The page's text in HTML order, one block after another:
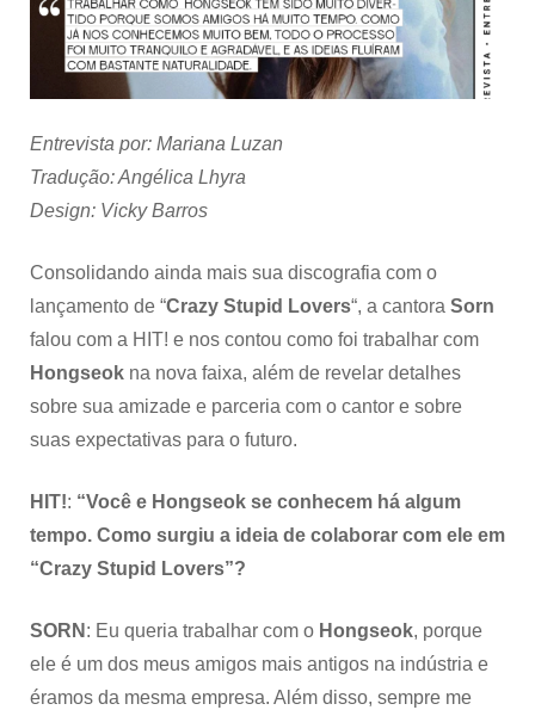
longa
data
com
Hongseok
Entrevista por: Mariana Luzan
Tradução: Angélica Lhyra
Design: Vicky Barros
Consolidando ainda mais sua discografia com o
lançamento de “Crazy Stupid Lovers“, a cantora Sorn
falou com a HIT! e nos contou como foi trabalhar com
Hongseok na nova faixa, além de revelar detalhes
sobre sua amizade e parceria com o cantor e sobre
suas expectativas para o futuro.
HIT!: “Você e Hongseok se conhecem há algum
tempo. Como surgiu a ideia de colaborar com ele em
“Crazy Stupid Lovers”?
SORN : Eu queria trabalhar com o Hongseok, porque
ele é um dos meus amigos mais antigos na indústria e
éramos da mesma empresa. Além disso, sempre me